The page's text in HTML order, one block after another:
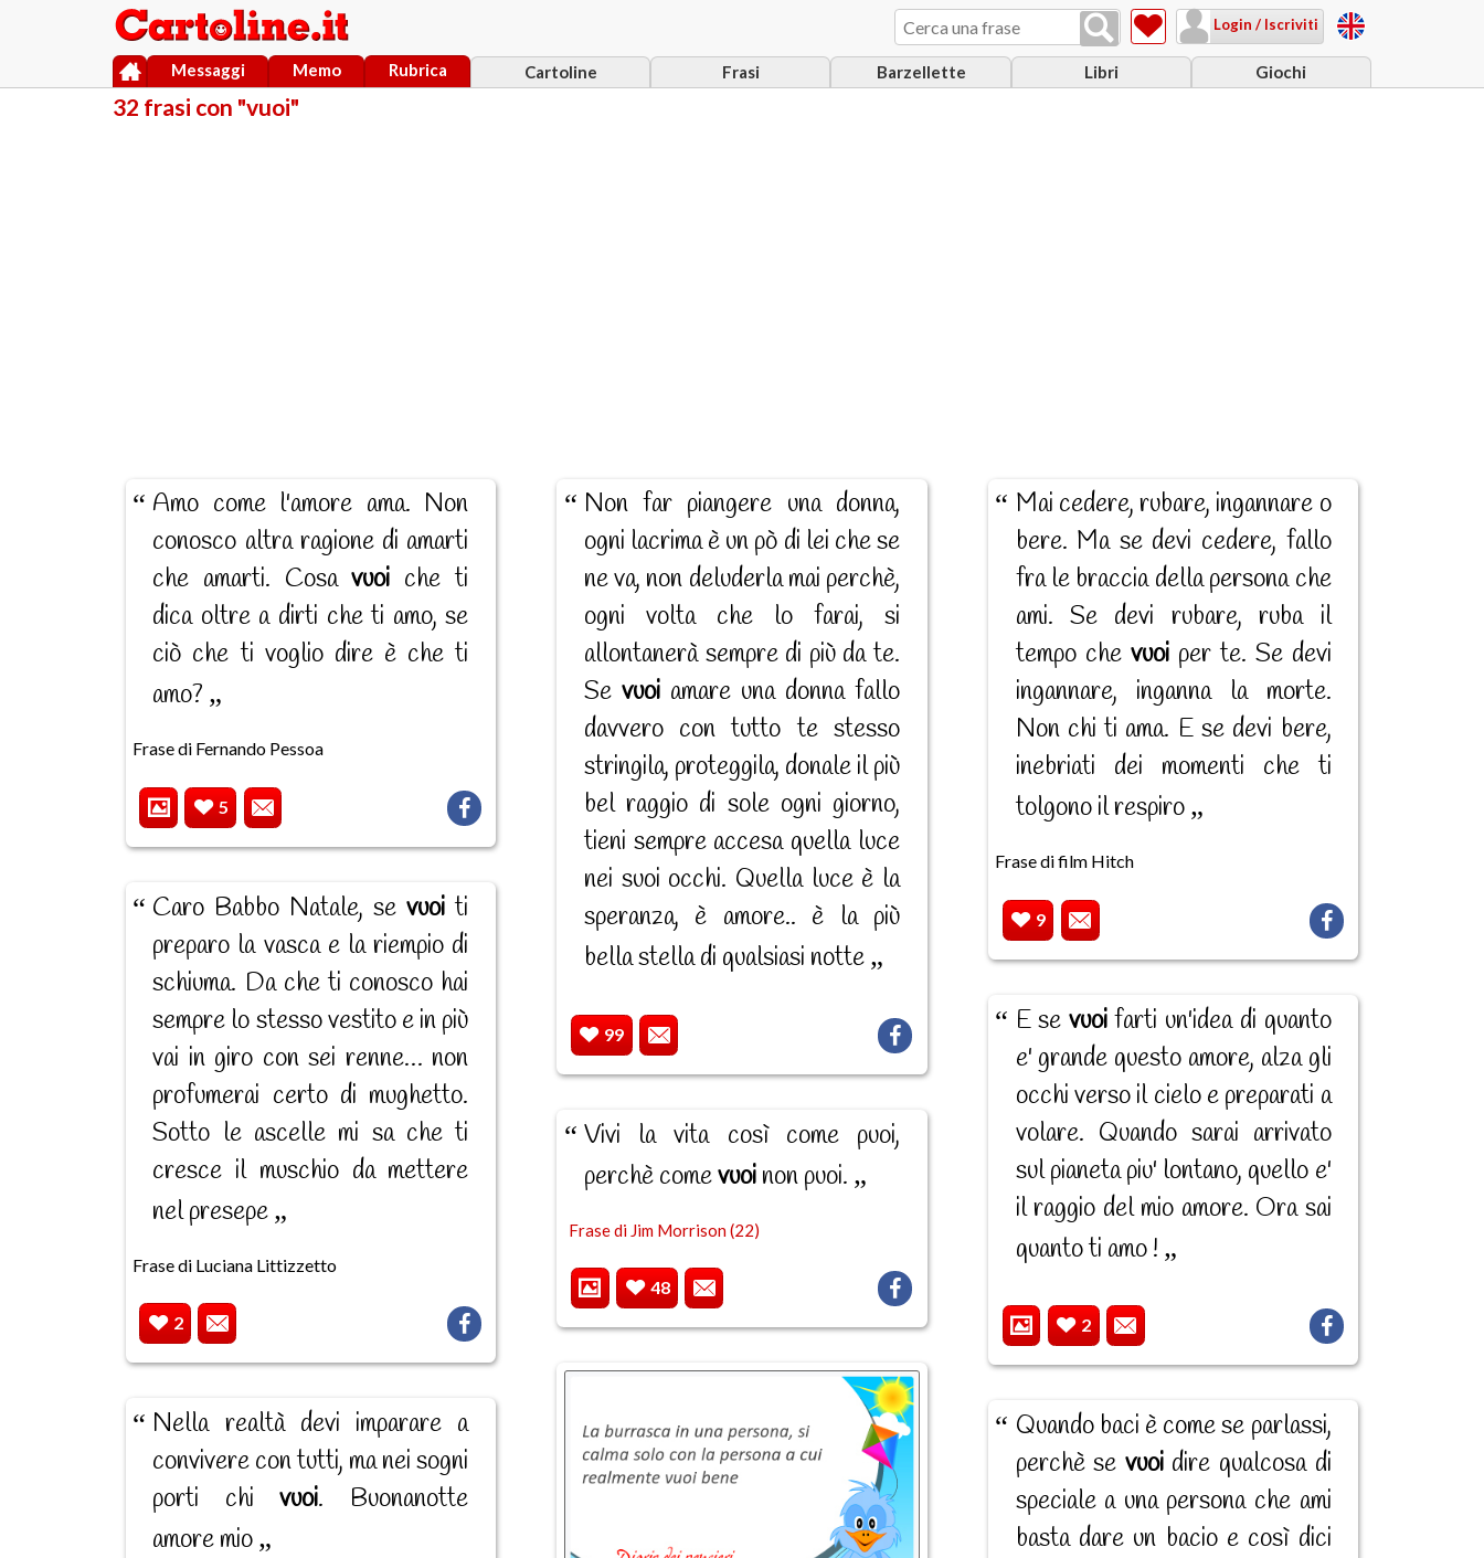
Login / Iscriviti
Cartoline Frasi Barzellette Libri Giochi
Messaggi Memo Rubrica
32 frasi con "vuoi"
Amo come l'amore ama. Non
conosco altra ragione di amarti
che amarti. Cosavuoi che ti
dica oltre a dirti che ti amo, se
ciò che ti voglio dire è che ti
amo?
Frase di Fernando Pessoa
5
Caro Babbo Natale, sevuoi ti
preparo la vasca e la riempio di
schiuma. Da che ti conosco hai
sempre lo stesso vestito e in più
vai in giro con sei renne… non
profumerai certo di mughetto.
Sotto le ascelle mi sa che ti
cresce il muschio da mettere
nel presepe
Frase di Luciana Littizzetto
2
Nella realtà devi imparare a
convivere con tutti, ma nei sogni
porti chivuoi. Buonanotte
amore mio
Non far piangere una donna,
ogni lacrima è un pò di lei che se
ne va, non deluderla mai perchè,
ogni volta che lo farai, si
allontanerà sempre di più da te.
Se vuoiamare una donna fallo
davvero con tutto te stesso
stringila, proteggila, donale il più
bel raggio di sole ogni giorno,
tieni sempre accesa quella luce
nei suoi occhi. Quella luce è la
speranza, è amore.. è la più
bella stella di qualsiasi notte
99
Vivi la vita così come puoi,
perchè comevuoinon puoi.
Frase di Jim Morrison (22)
48
Mai cedere, rubare, ingannare o
bere. Ma se devi cedere, fallo
fra le braccia della persona che
ami. Se devi rubare, ruba il
tempo che vuoiper te. Se devi
ingannare, inganna la morte.
Non chi ti ama. E se devi bere,
inebriati dei momenti che ti
tolgono il respiro
Frase di film Hitch
9
E se vuoifarti un'idea di quanto
e' grande questo amore, alza gli
occhi verso il cielo e preparati a
volare. Quando sarai arrivato
sul pianeta piu' lontano, quello e'
il raggio del mio amore. Ora sai
quanto ti amo !
2
Quando baci è come se parlassi,
perchè se vuoidire qualcosa di
speciale a una persona che ami
basta dare un bacio e così dici